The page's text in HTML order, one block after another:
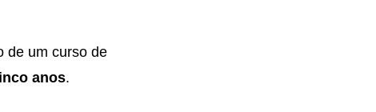
de um curso de
anos.